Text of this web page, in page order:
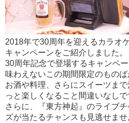
2018年で30周年を迎えるカラオ
キャンペーンをご紹介しました。
30周年記念で登場するキャンペ
味わえないこの期間限定のものば
お酒や料理、さらにスイーツま
っと楽しくなること間違いなしで
さらに、『東方神起』のライブ
ズが当たるチャンスも見逃せませ